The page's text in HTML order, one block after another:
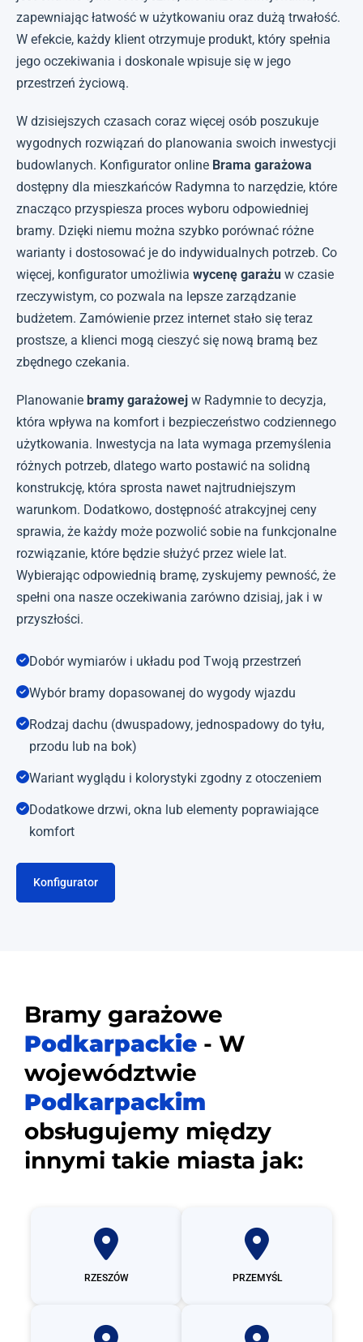
zapewniając łatwość w użytkowaniu oraz dużą trwałość.
W efekcie, każdy klient otrzymuje produkt, który spełnia
jego oczekiwania i doskonale wpisuje się w jego
przestrzeń życiową.
W dzisiejszych czasach coraz więcej osób poszukuje
wygodnych rozwiązań do planowania swoich inwestycji
budowlanych. Konfigurator online Brama garażowa
dostępny dla mieszkańców Radymna to narzędzie, które
znacząco przyspiesza proces wyboru odpowiedniej
bramy. Dzięki niemu można szybko porównać różne
warianty i dostosować je do indywidualnych potrzeb. Co
więcej, konfigurator umożliwia wycenę garażu w czasie
rzeczywistym, co pozwala na lepsze zarządzanie
budżetem. Zamówienie przez internet stało się teraz
prostsze, a klienci mogą cieszyć się nową bramą bez
zbędnego czekania.
Planowanie bramy garażowej w Radymnie to decyzja,
która wpływa na komfort i bezpieczeństwo codziennego
użytkowania. Inwestycja na lata wymaga przemyślenia
różnych potrzeb, dlatego warto postawić na solidną
konstrukcję, która sprosta nawet najtrudniejszym
warunkom. Dodatkowo, dostępność atrakcyjnej ceny
sprawia, że każdy może pozwolić sobie na funkcjonalne
rozwiązanie, które będzie służyć przez wiele lat.
Wybierając odpowiednią bramę, zyskujemy pewność, że
spełni ona nasze oczekiwania zarówno dzisiaj, jak i w
przyszłości.
Dobór wymiarów i układu pod Twoją przestrzeń
Wybór bramy dopasowanej do wygody wjazdu
Rodzaj dachu (dwuspadowy, jednospadowy do tyłu,
przodu lub na bok)
Wariant wyglądu i kolorystyki zgodny z otoczeniem
Dodatkowe drzwi, okna lub elementy poprawiające
komfort
Konfigurator
Bramy garażowe
Podkarpackie - W
województwie
Podkarpackim
obsługujemy między
innymi takie miasta jak:
RZESZÓW PRZEMYŚL